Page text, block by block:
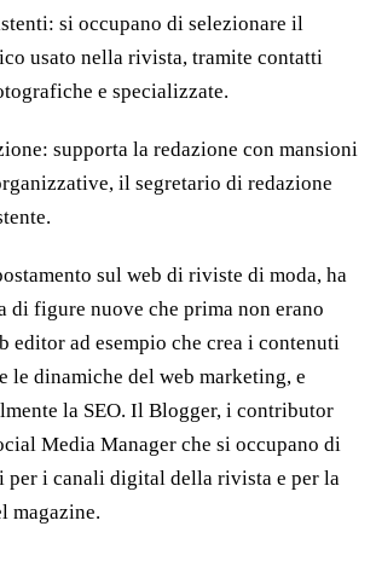
si occupano di selezionare il
usato nella rivista, tramite contatti
e specializzate.
supporta la redazione con mansioni
il segretario di redazione
sul web di riviste di moda, ha
di figure nuove che prima non erano
editor ad esempio che crea i contenuti
le dinamiche del web marketing, e
la SEO. Il Blogger, i contributor
Media Manager che si occupano di
per i canali digital della rivista e per la
magazine.